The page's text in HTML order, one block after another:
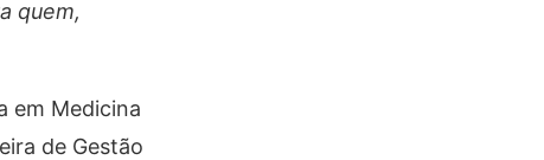
quem,
em Medicina
de Gestão